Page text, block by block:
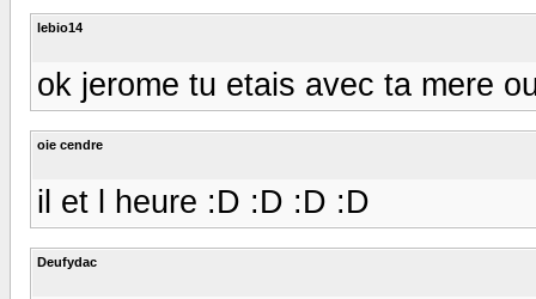
lebio14
ok jerome tu etais avec ta mere
oie cendre
il et l heure :D :D :D :D
Deufydac